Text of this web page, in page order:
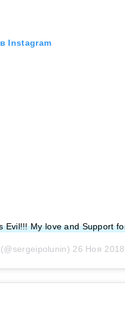
Instagram
Evil!!! My love and Support
26 Ноя